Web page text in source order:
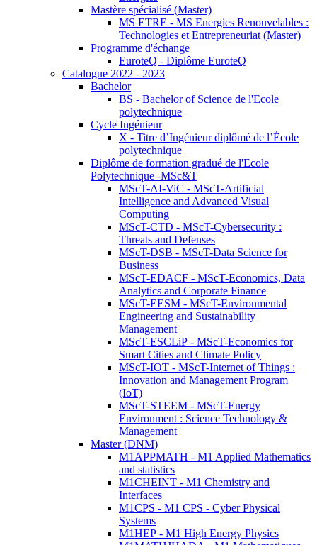
Mastère spécialisé (Master)
MS ETRE - MS Energies Renouvelables :
Technologies et Entrepreneuriat (Master)
Programme d'échange
EuroteQ - Diplôme EuroteQ
Catalogue 2022 - 2023
Bachelor
BS - Bachelor of Science de l'Ecole
polytechnique
Cycle Ingénieur
X - Titre d’Ingénieur diplômé de l’École
polytechnique
Diplôme de formation gradué de l'Ecole
Polytechnique -MSc&T
MScT-AI-ViC - MScT-Artificial
Intelligence and Advanced Visual
Computing
MScT-CTD - MScT-Cybersecurity :
Threats and Defenses
MScT-DSB - MScT-Data Science for
Business
MScT-EDACF - MScT-Economics, Data
Analytics and Corporate Finance
MScT-EESM - MScT-Environmental
Engineering and Sustainability
Management
MScT-ESCLiP - MScT-Economics for
Smart Cities and Climate Policy
MScT-IOT - MScT-Internet of Things :
Innovation and Management Program
(IoT)
MScT-STEEM - MScT-Energy
Environment : Science Technology &
Management
Master (DNM)
M1APPMATH - M1 Applied Mathematics
and statistics
M1CHEINT - M1 Chemistry and
Interfaces
M1CPS - M1 CPS - Cyber Physical
Systems
M1HEP - M1 High Energy Physics